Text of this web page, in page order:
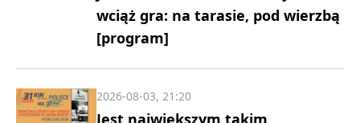
wciąż gra: na tarasie, pod wierzbą
[program]
Jest największym takim
2026-08-03, 21:20